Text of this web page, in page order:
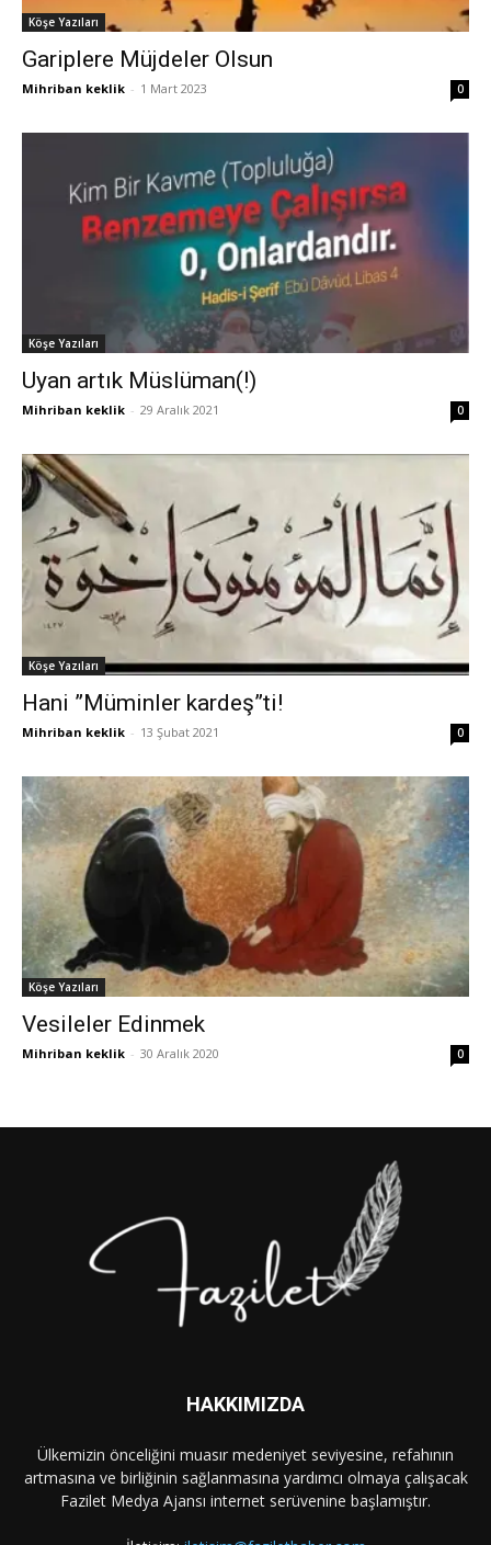
Köşe Yazıları
Gariplere Müjdeler Olsun
Mihriban keklik - 1 Mart 2023 0
Köşe Yazıları
Uyan artık Müslüman(!)
Mihriban keklik - 29 Aralık 2021 0
Köşe Yazıları
Hani ”Müminler kardeş”ti!
Mihriban keklik - 13 Şubat 2021 0
Köşe Yazıları
Vesileler Edinmek
Mihriban keklik - 30 Aralık 2020 0
HAKKIMIZDA
Ülkemizin önceliğini muasır medeniyet seviyesine, refahının
artmasına ve birliğinin sağlanmasına yardımcı olmaya çalışacak
Fazilet Medya Ajansı internet serüvenine başlamıştır.